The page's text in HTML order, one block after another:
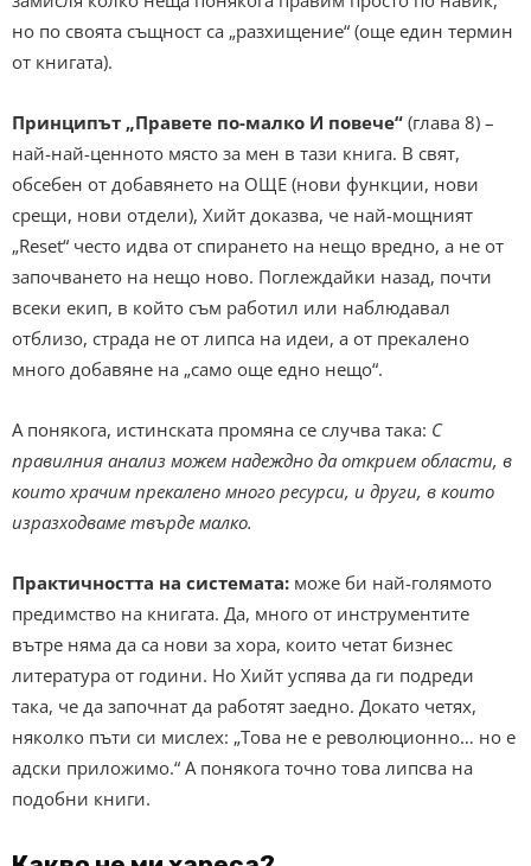
но по своята същност са „разхищение“ (още един термин
от книгата).
Принципът „Правете по-малко И повече“ (глава 8) –
най-най-ценното място за мен в тази книга. В свят,
обсебен от добавянето на ОЩЕ (нови функции, нови
срещи, нови отдели), Хийт доказва, че най-мощният
„Reset“ често идва от спирането на нещо вредно, а не от
започването на нещо ново. Поглеждайки назад, почти
всеки екип, в който съм работил или наблюдавал
отблизо, страда не от липса на идеи, а от прекалено
много добавяне на „само още едно нещо“.
А понякога, истинската промяна се случва така: С
правилния анализ можем надеждно да открием области, в
които храчим прекалено много ресурси, и други, в които
изразходваме твърде малко.
Практичността на системата: може би най-голямото
предимство на книгата. Да, много от инструментите
вътре няма да са нови за хора, които четат бизнес
литература от години. Но Хийт успява да ги подреди
така, че да започнат да работят заедно. Докато четях,
няколко пъти си мислех: „Това не е революционно… но е
адски приложимо.“ А понякога точно това липсва на
подобни книги.